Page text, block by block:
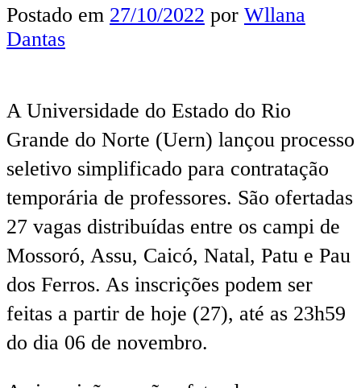
Postado em 27/10/2022 por Wllana
Dantas
A Universidade do Estado do Rio
Grande do Norte (Uern) lançou processo
seletivo simplificado para contratação
temporária de professores. São ofertadas
27 vagas distribuídas entre os campi de
Mossoró, Assu, Caicó, Natal, Patu e Pau
dos Ferros. As inscrições podem ser
feitas a partir de hoje (27), até as 23h59
do dia 06 de novembro.